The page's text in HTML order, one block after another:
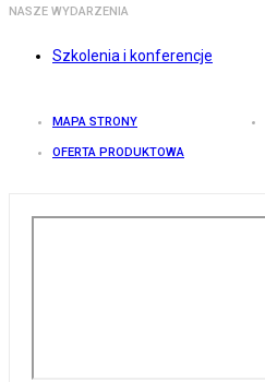
NASZE WYDARZENIA
Szkolenia i konferencje
MAPA STRONY
OFERTA PRODUKTOWA